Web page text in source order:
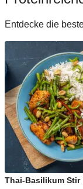
Entdecke die
Thai-Basilikum Stir